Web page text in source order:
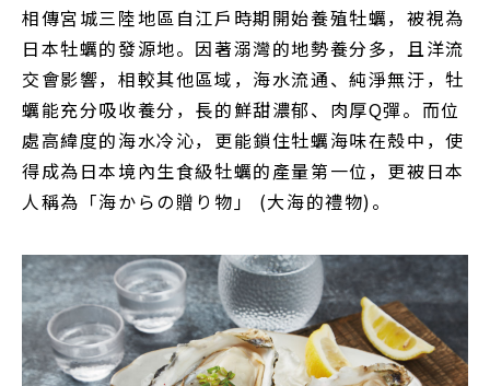
相傳宮城三陸地區自江戶時期開始養殖牡蠣，被視為
日本牡蠣的發源地。因著溺灣的地勢養分多，且洋流
交會影響，相較其他區域，海水流通、純淨無汙，牡
蠣能充分吸收養分，長的鮮甜濃郁、肉厚Q彈。而位
處高緯度的海水冷沁，更能鎖住牡蠣海味在殼中，使
得成為日本境內生食級牡蠣的產量第一位，更被日本
人稱為「海からの贈り物」 (大海的禮物)。